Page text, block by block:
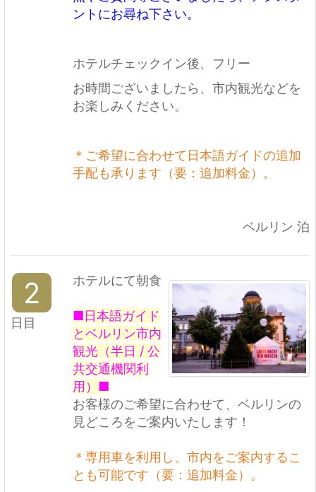
ントにお尋ね下さい。
ホテルチェックイン後、フリー
お時間ございましたら、市内観光などを
お楽しみください。
＊ご希望に合わせて日本語ガイドの追加
手配も承ります（要：追加料金）。
ベルリン 泊
2
日目
ホテルにて朝食
■日本語ガイド
とベルリン市内
観光（半日 / 公
共交通機関利
用）■
お客様のご希望に合わせて、ベルリンの
見どころをご案内いたします！
＊専用車を利用し、市内をご案内するこ
とも可能です（要：追加料金）。